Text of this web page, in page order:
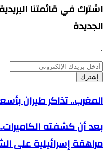
اشترك في قائمتنا
الجديدة
.
أدخل
بريدك
الإلكتروني
المغرب..
تذاكر
بأسعار
مخفضة
لحضور
المغرب.. تذاكر طيران
بعد
أن
كشفته
الكاميرات..
بعد أن كشفته
مراهقة إسرائيلية على